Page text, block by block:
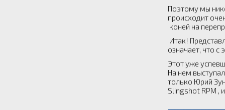
Поэтому мы
происходит
коней на
Итак!
означает, что с
Этот уже
На нем
только Юрий
Slingshot